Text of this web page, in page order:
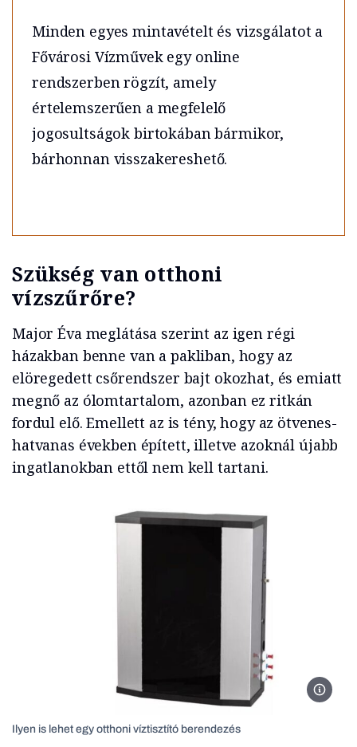
Minden egyes mintavételt és vizsgálatot a
Fővárosi Vízművek egy online
rendszerben rögzít, amely
értelemszerűen a megfelelő
jogosultságok birtokában bármikor,
bárhonnan visszakereshető.
Szükség van otthoni
vízszűrőre?
Major Éva meglátása szerint az igen régi
házakban benne van a pakliban, hogy az
elöregedett csőrendszer bajt okozhat, és emiatt
megnő az ólomtartalom, azonban ez ritkán
fordul elő. Emellett az is tény, hogy az ötvenes-
hatvanas években épített, illetve azoknál újabb
ingatlanokban ettől nem kell tartani.
Ilyen
Ilyen is lehet egy otthoni víztisztító berendezés